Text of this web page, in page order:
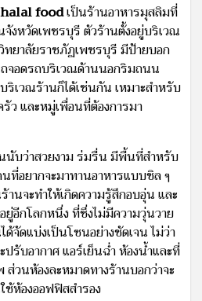
foodเป็นร้านอาหารมุสลิมที่
งหวัดเพชรบุรี ตัวร้านตั้งอยู่บริเวณ
ยาลัยราชภัฏเพชรบุรี มีป้ายบอก
ถจอดรถบริเวณด้านนอกริมถนน
ริเวณร้านก็ได้เช่นกัน เหมาะสำหรับ
ว และหมู่เพื่อนที่ต้องการมา
นับว่าสวยงาม ร่มรื่น มีพื้นที่สำหรับ
ที่อยากจะมาทานอาหารแบบชิล ๆ
านจะทำให้เกิดความรู้สึกอบอุ่น และ
อีกโลกหนึ่ง ที่ซึ่งไม่มีความวุ่นวาย
จัดแบ่งเป็นโซนอย่างชัดเจน ไม่ว่า
ปรับอากาศ แอร์เย็นฉ่ำ ห้องน้ำและที่
วนห้องละหมาดทางร้านบอกว่าจะ
ช้ห้องออฟฟิสสำรอง